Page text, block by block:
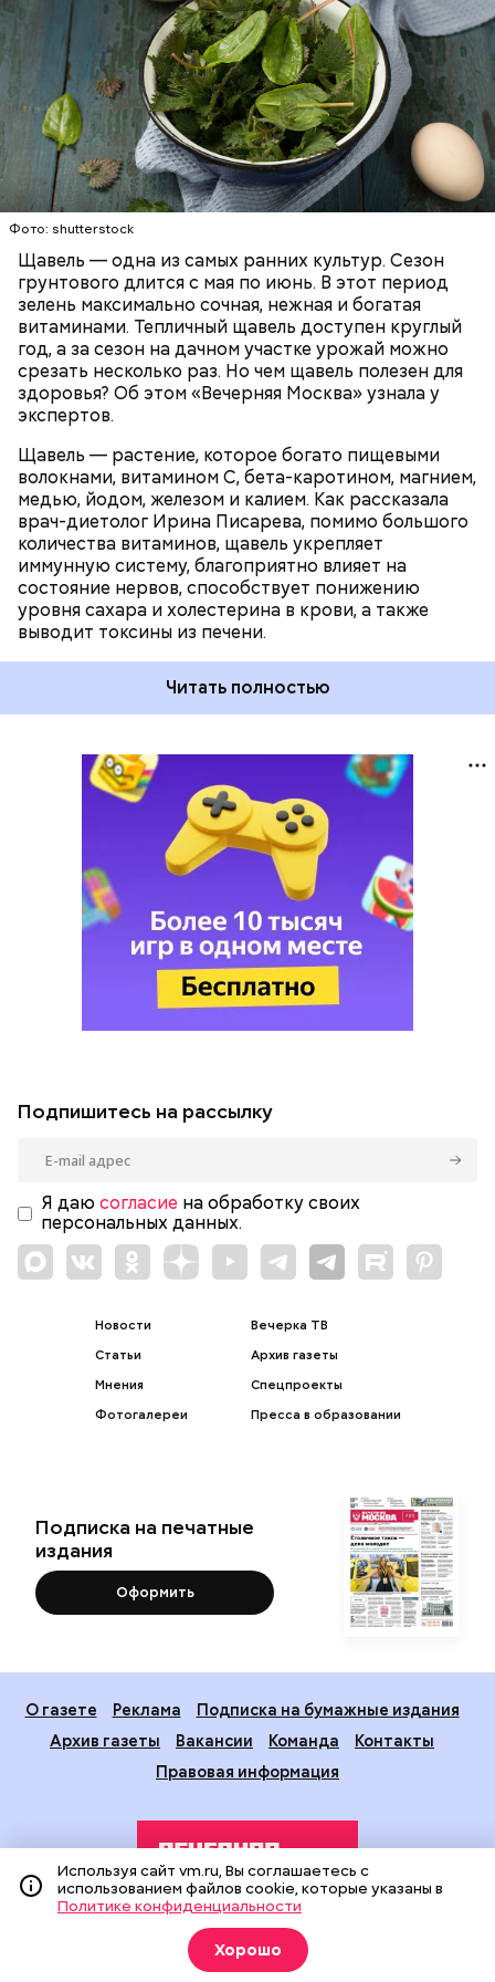
Фото: shutterstock
Щавель — одна из самых ранних культур. Сезон
грунтового длится с мая по июнь. В этот период
зелень максимально сочная, нежная и богатая
витаминами. Тепличный щавель доступен круглый
год, а за сезон на дачном участке урожай можно
срезать несколько раз. Но чем щавель полезен для
здоровья? Об этом «Вечерняя Москва» узнала у
экспертов.
Щавель — растение, которое богато пищевыми
волокнами, витамином С, бета-каротином, магнием,
медью, йодом, железом и калием. Как рассказала
врач-диетолог Ирина Писарева, помимо большого
количества витаминов, щавель укрепляет
иммунную систему, благоприятно влияет на
состояние нервов, способствует понижению
уровня сахара и холестерина в крови, а также
выводит токсины из печени.
Опасность же щавеля состоит в том, что он
содержит большое количество щавелевой кислоты,
которая может способствовать образованию
Читать полностью
ЗДОРОВЬЕ ВРАЧИ
РАСТЕНИЯ
ПРОДУКТЫ
Подпишитесь на рассылку
Я даю согласие на обработку своих
персональных данных.
Новости
Статьи
Мнения
Фотогалереи
Вечерка ТВ
Архив газеты
Спецпроекты
Пресса в образовании
Подписка на печатные
издания
Оформить
О газете Реклама
Подписка на бумажные издания
Архив газеты
Вакансии Команда
Контакты
Правовая информация
Издание создано при финансовой поддержке Департамента
средств массовой информации и рекламы города Москвы.
На сайте применяются рекомендательные технологии
Используя сайт vm.ru, Вы соглашаетесь с
использованием файлов cookie, которые указаны в
Политике конфиденциальности
Хорошо